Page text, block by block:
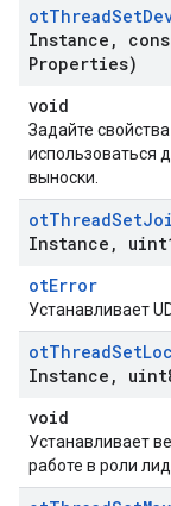
otThreadSet
Instance ,
Properties)
void
Задайте
использоваться
выноски.
otThreadSet
Instance ,
otError
Устанавливает
otThreadSet
Instance ,
void
Устанавливает
работе в роли